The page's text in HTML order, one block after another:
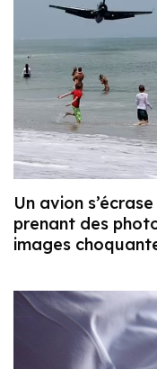
Un avion
prenant des
images